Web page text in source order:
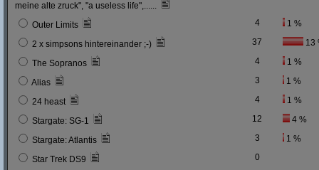
meine alte zruck", "a useless life",......
Outer Limits 4 1 %
2 x simpsons hintereinander ;-) 37 13
The Sopranos 4 1 %
Alias 3 1 %
24 heast 4 1 %
Stargate: SG-1 12 4 %
Stargate: Atlantis 3 1 %
Star Trek DS9 0